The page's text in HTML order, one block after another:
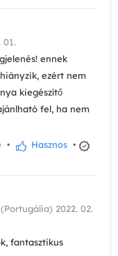
01.
ennek
ezért nem
kiegészítő
fel, ha nem
• Hasznos •
2022. 02.
fantasztikus